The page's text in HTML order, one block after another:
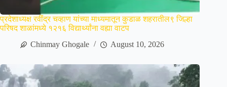
प्रदेशाध्यक्ष रवींद्र चव्हाण यांच्या माध्यमातून कुडाळ शहरातील९ जिल्हा
परिषद शाळांमध्ये १२१६ विद्यार्थ्यांना वह्या वाटप
Chinmay Ghogale
August 10, 2026